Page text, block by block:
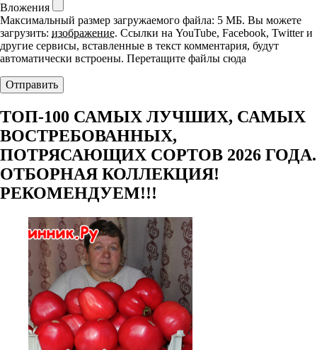
Вложения
Максимальный размер загружаемого файла: 5 МБ. Вы можете
загрузить: изображение. Ссылки на YouTube, Facebook, Twitter и
другие сервисы, вставленные в текст комментария, будут
автоматически встроены. Перетащите файлы сюда
ТОП-100 САМЫХ ЛУЧШИХ, САМЫХ
ВОСТРЕБОВАННЫХ,
ПОТРЯСАЮЩИХ СОРТОВ 2026 ГОДА.
ОТБОРНАЯ КОЛЛЕКЦИЯ!
РЕКОМЕНДУЕМ!!!